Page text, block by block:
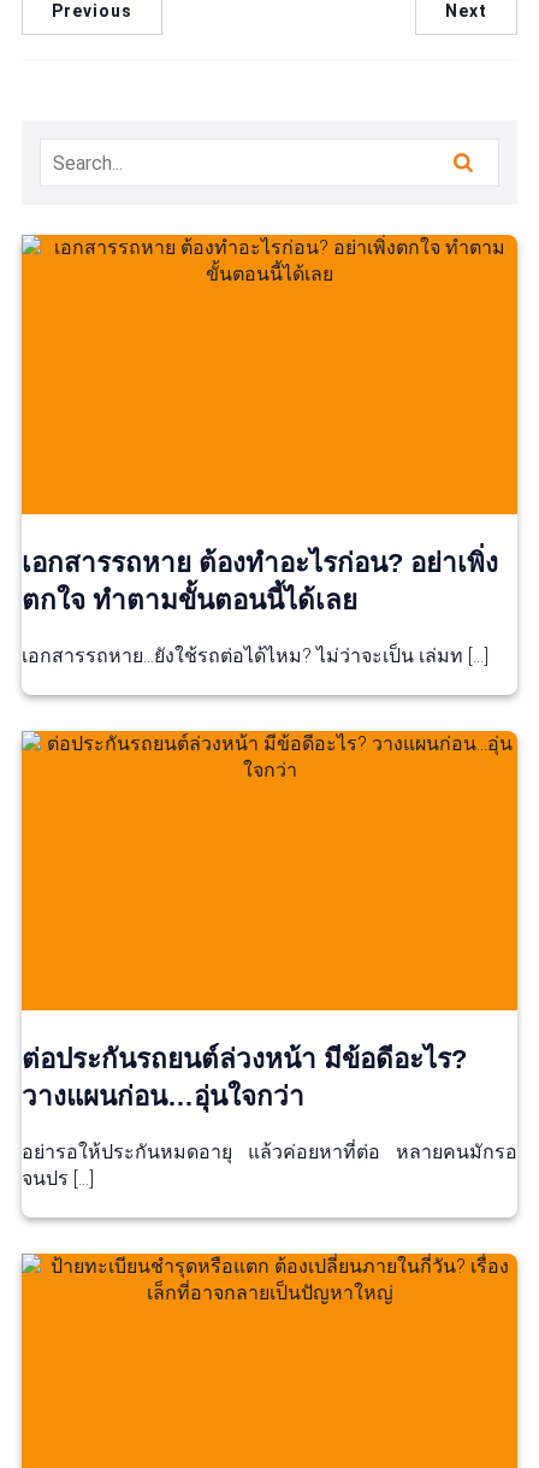
Previous Next
เอกสารรถหาย ต้องทำอะไรก่อน? อย่าเพิ่ง
ตกใจ ทำตามขั้นตอนนี้ได้เลย
เอกสารรถหาย…ยังใช้รถต่อได้ไหม? ไม่ว่าจะเป็น เล่มท […]
ต่อประกันรถยนต์ล่วงหน้า มีข้อดีอะไร?
วางแผนก่อน…อุ่นใจกว่า
อย่ารอให้ประกันหมดอายุ แล้วค่อยหาที่ต่อ หลายคนมักรอ
จนปร […]